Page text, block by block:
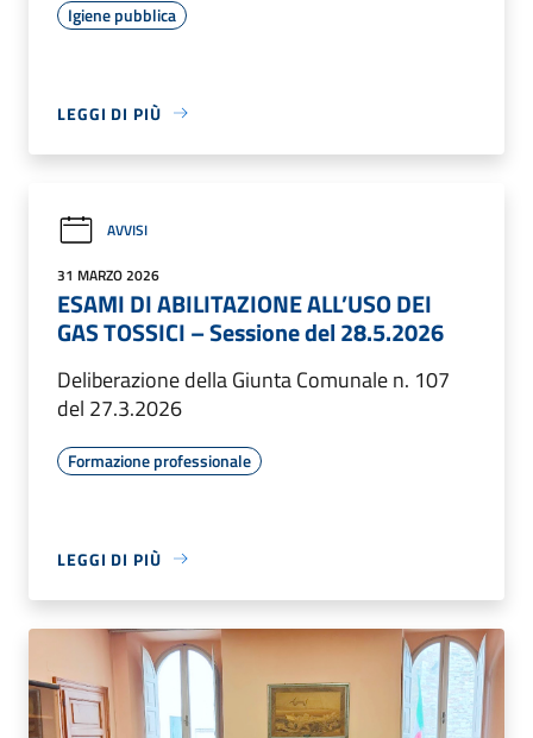
Igiene pubblica
LEGGI DI PIÙ
AVVISI
31 MARZO 2026
ESAMI DI ABILITAZIONE ALL’USO DEI
GAS TOSSICI – Sessione del 28.5.2026
Deliberazione della Giunta Comunale n. 107
del 27.3.2026
Formazione professionale
LEGGI DI PIÙ